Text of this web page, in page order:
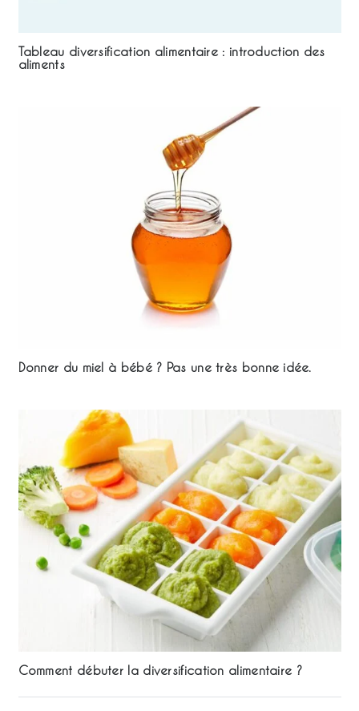
Tableau diversification alimentaire : introduction des
aliments
Donner du miel à bébé ? Pas une très bonne idée.
Comment débuter la diversification alimentaire ?